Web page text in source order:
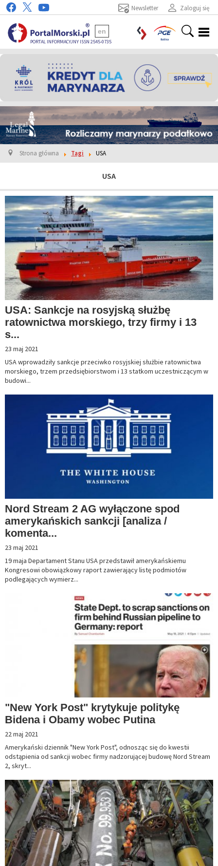
Zaloguj się
Newsletter
PORTAL INFORMACYJNY ISSN 2545-0735
en
Strona główna Tagi USA
USA
USA: Sankcje na rosyjską służbę
ratownictwa morskiego, trzy firmy i 13
s...
23 maj 2021
USA wprowadziły sankcje przeciwko rosyjskiej służbie ratownictwa
morskiego, trzem przedsiębiorstwom i 13 statkom uczestniczącym w
budowi...
Nord Stream 2 AG wyłączone spod
amerykańskich sankcji [analiza /
komenta...
23 maj 2021
19 maja Departament Stanu USA przedstawił amerykańskiemu
Kongresowi obowiązkowy raport zawierający listę podmiotów
podlegających wymierz...
"New York Post" krytykuje politykę
Bidena i Obamy wobec Putina
22 maj 2021
Amerykański dziennik "New York Post", odnosząc się do kwestii
odstąpienia od sankcji wobec firmy nadzorującej budowę Nord Stream
2, skryt...